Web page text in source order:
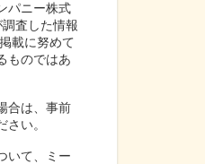
パニー株式
調査した情報
載に努めて
ものではあ
合は、事前
い。
いて、ミー